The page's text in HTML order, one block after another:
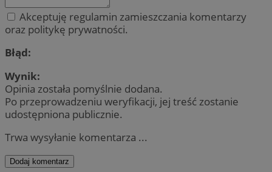
Akceptuję regulamin zamieszczania komentarzy
oraz politykę prywatności.
Błąd:
Wynik:
Opinia została pomyślnie dodana.
Po przeprowadzeniu weryfikacji, jej treść zostanie
udostępniona publicznie.
Trwa wysyłanie komentarza ...
Dodaj komentarz